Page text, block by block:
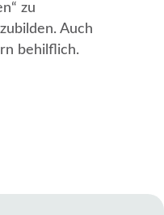
zu
Auch
behilflich.